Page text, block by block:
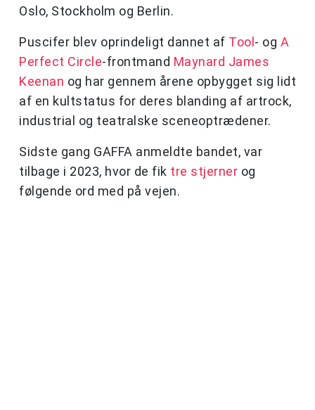
Oslo, Stockholm og Berlin.
Puscifer blev oprindeligt dannet af Tool - og A
Perfect Circle-frontmand Maynard James
Keenan og har gennem årene opbygget sig lidt
af en kultstatus for deres blanding af artrock,
industrial og teatralske sceneoptrædener.
Sidste gang GAFFA anmeldte bandet, var
tilbage i 2023, hvor de fik tre stjerner og
følgende ord med på vejen.